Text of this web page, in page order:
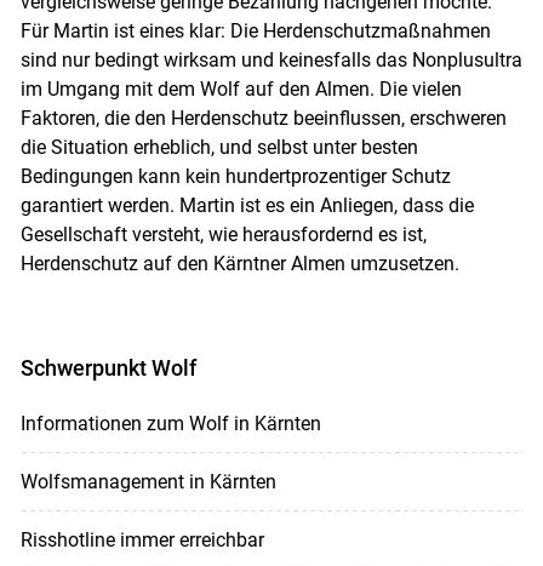
Für Martin ist eines klar: Die Herdenschutzmaßnahmen
sind nur bedingt wirksam und keinesfalls das Nonplusultra
im Umgang mit dem Wolf auf den Almen. Die vielen
Faktoren, die den Herdenschutz beeinflussen, erschweren
die Situation erheblich, und selbst unter besten
Bedingungen kann kein hundertprozentiger Schutz
garantiert werden. Martin ist es ein Anliegen, dass die
Gesellschaft versteht, wie herausfordernd es ist,
Herdenschutz auf den Kärntner Almen umzu­setzen.
Schwerpunkt Wolf
Informationen zum Wolf in Kärnten
Wolfsmanagement in Kärnten
Risshotline immer erreichbar